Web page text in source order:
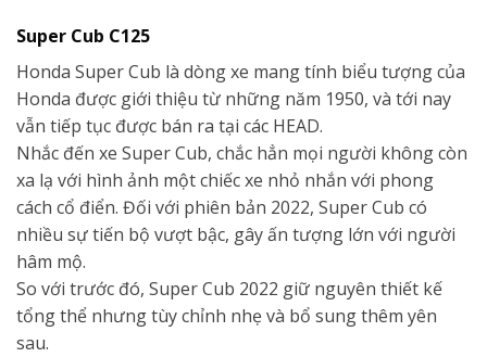
Super Cub C125
Honda Super Cub là dòng xe mang tính biểu tượng của
Honda được giới thiệu từ những năm 1950, và tới nay
vẫn tiếp tục được bán ra tại các HEAD.
Nhắc đến xe Super Cub, chắc hẳn mọi người không còn
xa lạ với hình ảnh một chiếc xe nhỏ nhắn với phong
cách cổ điển. Đối với phiên bản 2022, Super Cub có
nhiều sự tiến bộ vượt bậc, gây ấn tượng lớn với người
hâm mộ.
So với trước đó, Super Cub 2022 giữ nguyên thiết kế
tổng thể nhưng tùy chỉnh nhẹ và bổ sung thêm yên
sau.